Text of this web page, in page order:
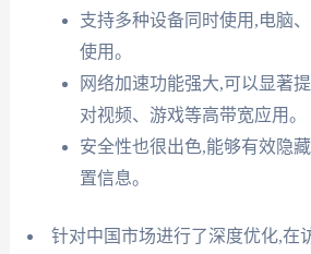
支持多种设备同时使用,电脑
使用。
网络加速功能强大,可以显著
对视频、游戏等高带宽应用。
安全性也很出色,能够有效隐
置信息。
针对中国市场进行了深度优化,在